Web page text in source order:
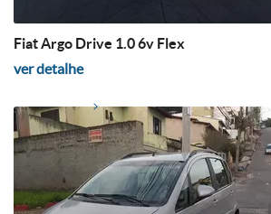
Fiat Argo Drive 1.0 6v Flex
ver detalhe